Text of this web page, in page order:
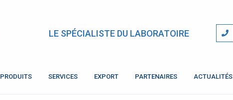
LE SPÉCIALISTE DU LABORATOIRE
PRODUITS SERVICES EXPORT PARTENAIRES ACTUALITÉS